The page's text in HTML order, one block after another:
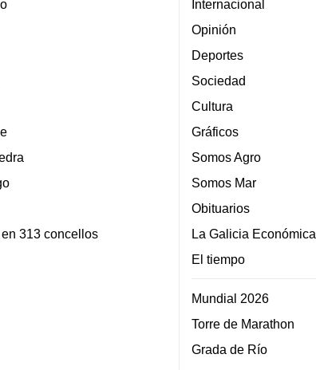
313 concellos
Internacional
Opinión
Deportes
Sociedad
Cultura
Gráficos
Somos Agro
Somos Mar
Obituarios
La Galicia Económica
El tiempo
Mundial 2026
Torre de Marathon
Grada de Río